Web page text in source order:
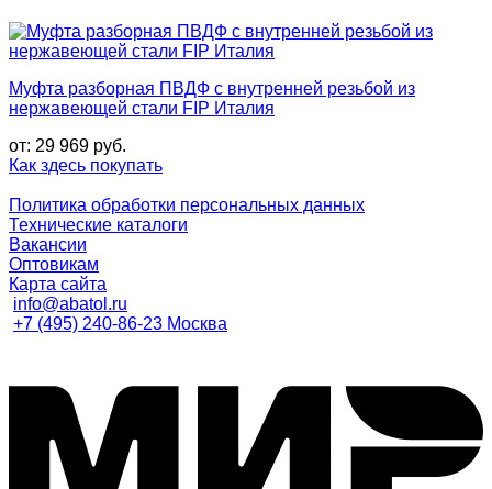
Муфта разборная ПВДФ с внутренней резьбой из
нержавеющей стали FIP Италия
от: 29 969 руб.
Как здесь покупать
Политика обработки персональных данных
Технические каталоги
Вакансии
Оптовикам
Карта сайта
info@abatol.ru
+7 (495) 240-86-23 Москва